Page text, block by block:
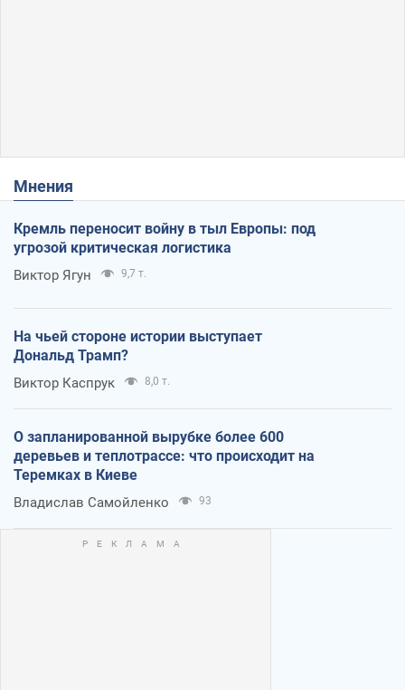
Мнения
Кремль переносит войну в тыл Европы: под
угрозой критическая логистика
Виктор Ягун 9,7 т.
На чьей стороне истории выступает
Дональд Трамп?
Виктор Каспрук 8,0 т.
О запланированной вырубке более 600
деревьев и теплотрассе: что происходит на
Теремках в Киеве
Владислав Самойленко 93